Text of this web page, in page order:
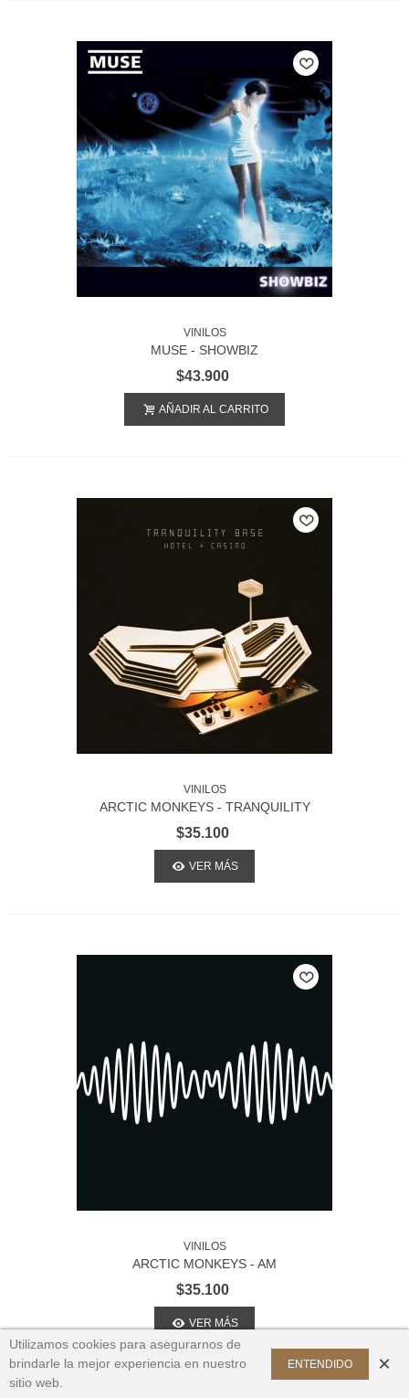
VINILOS
MUSE - SHOWBIZ
$43.900
AÑADIR AL CARRITO
VINILOS
ARCTIC MONKEYS - TRANQUILITY
BASE HOTEL + CASINO
$35.100
VER MÁS
VINILOS
ARCTIC MONKEYS - AM
$35.100
VER MÁS
Utilizamos cookies para asegurarnos de
brindarle la mejor experiencia en nuestro
sitio web.
ENTENDIDO ×
DAVID BOWIE - LEGACY
$43.900